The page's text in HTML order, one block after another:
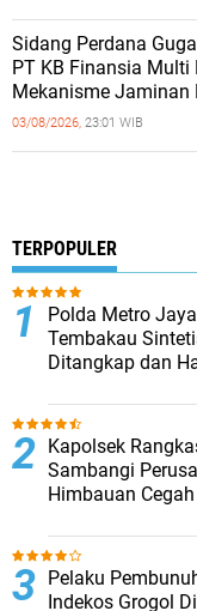
Sidang Perdana
PT KB Finansia Multi
Mekanisme Jaminan
03/08/2026, 23:01 WIB
TERPOPULER
‎Polda Metro
Tembakau
Ditangkap dan
Kapolsek
Sambangi
Himbauan
Pelaku
Indekos Grogol